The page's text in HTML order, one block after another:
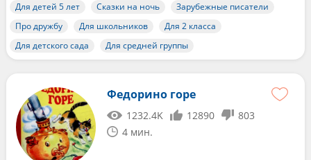
Для детей 5 лет
Сказки на ночь
Зарубежные писатели
Про дружбу
Для школьников
Для 2 класса
Для детского сада
Для средней группы
Федорино горе
1232.4K 12890
803
4 мин.